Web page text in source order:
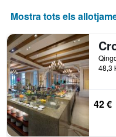
gràfic
1
eix
X
que
mostra
els
dies
de
la
Mostra tots els
48,3
42 €